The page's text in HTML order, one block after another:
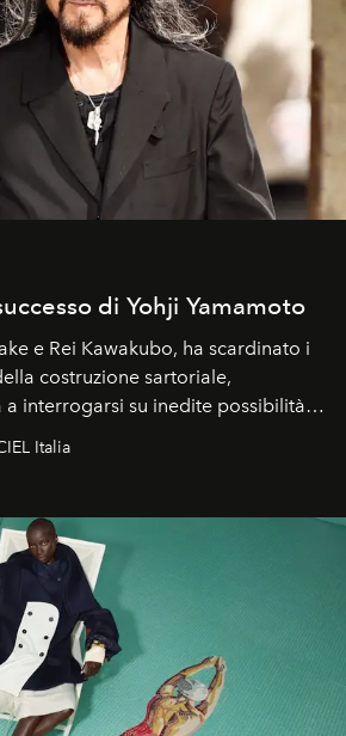
di Yohji Yamamoto
e Rei Kawakubo, ha scardinato i
costruzione sartoriale,
interrogarsi su inedite possibilità
il concetto stesso di silhouette.
nella storia della moda.
Italia